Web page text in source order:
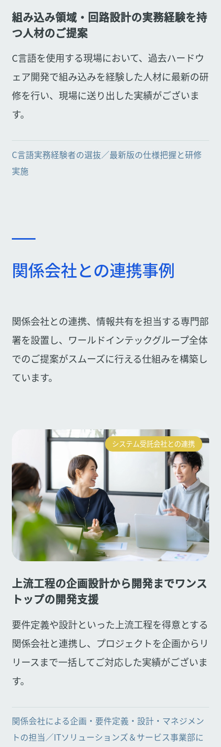
組み込み領域・回路設計の実務経験を持
つ人材のご提案
C言語を使用する現場において、過去ハードウ
ェア開発で組み込みを経験した人材に最新の研
修を行い、現場に送り出した実績がございま
す。
C言語実務経験者の選抜／最新版の仕様把握と研修
実施
関係会社との連携事例
関係会社との連携、情報共有を担当する専門部
署を設置し、ワールドインテックグループ全体
でのご提案がスムーズに行える仕組みを構築し
ています。
システム受託会社との連携
上流工程の企画設計から開発までワンス
トップの開発支援
要件定義や設計といった上流工程を得意とする
関係会社と連携し、プロジェクトを企画からリ
リースまで一括してご対応した実績がございま
す。
関係会社による企画・要件定義・設計・マネジメン
トの担当／ITソリューションズ＆サービス事業部に